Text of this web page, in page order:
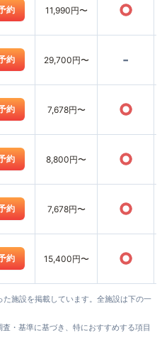
約 11,990円〜 ○
約 29,700円〜 -
約 7,678円〜 ○
約 8,800円〜 ○
約 7,678円〜 ○
約 15,400円〜 ○
施設を掲載しています。全施設は下の一
・基準に基づき、特におすすめする項目